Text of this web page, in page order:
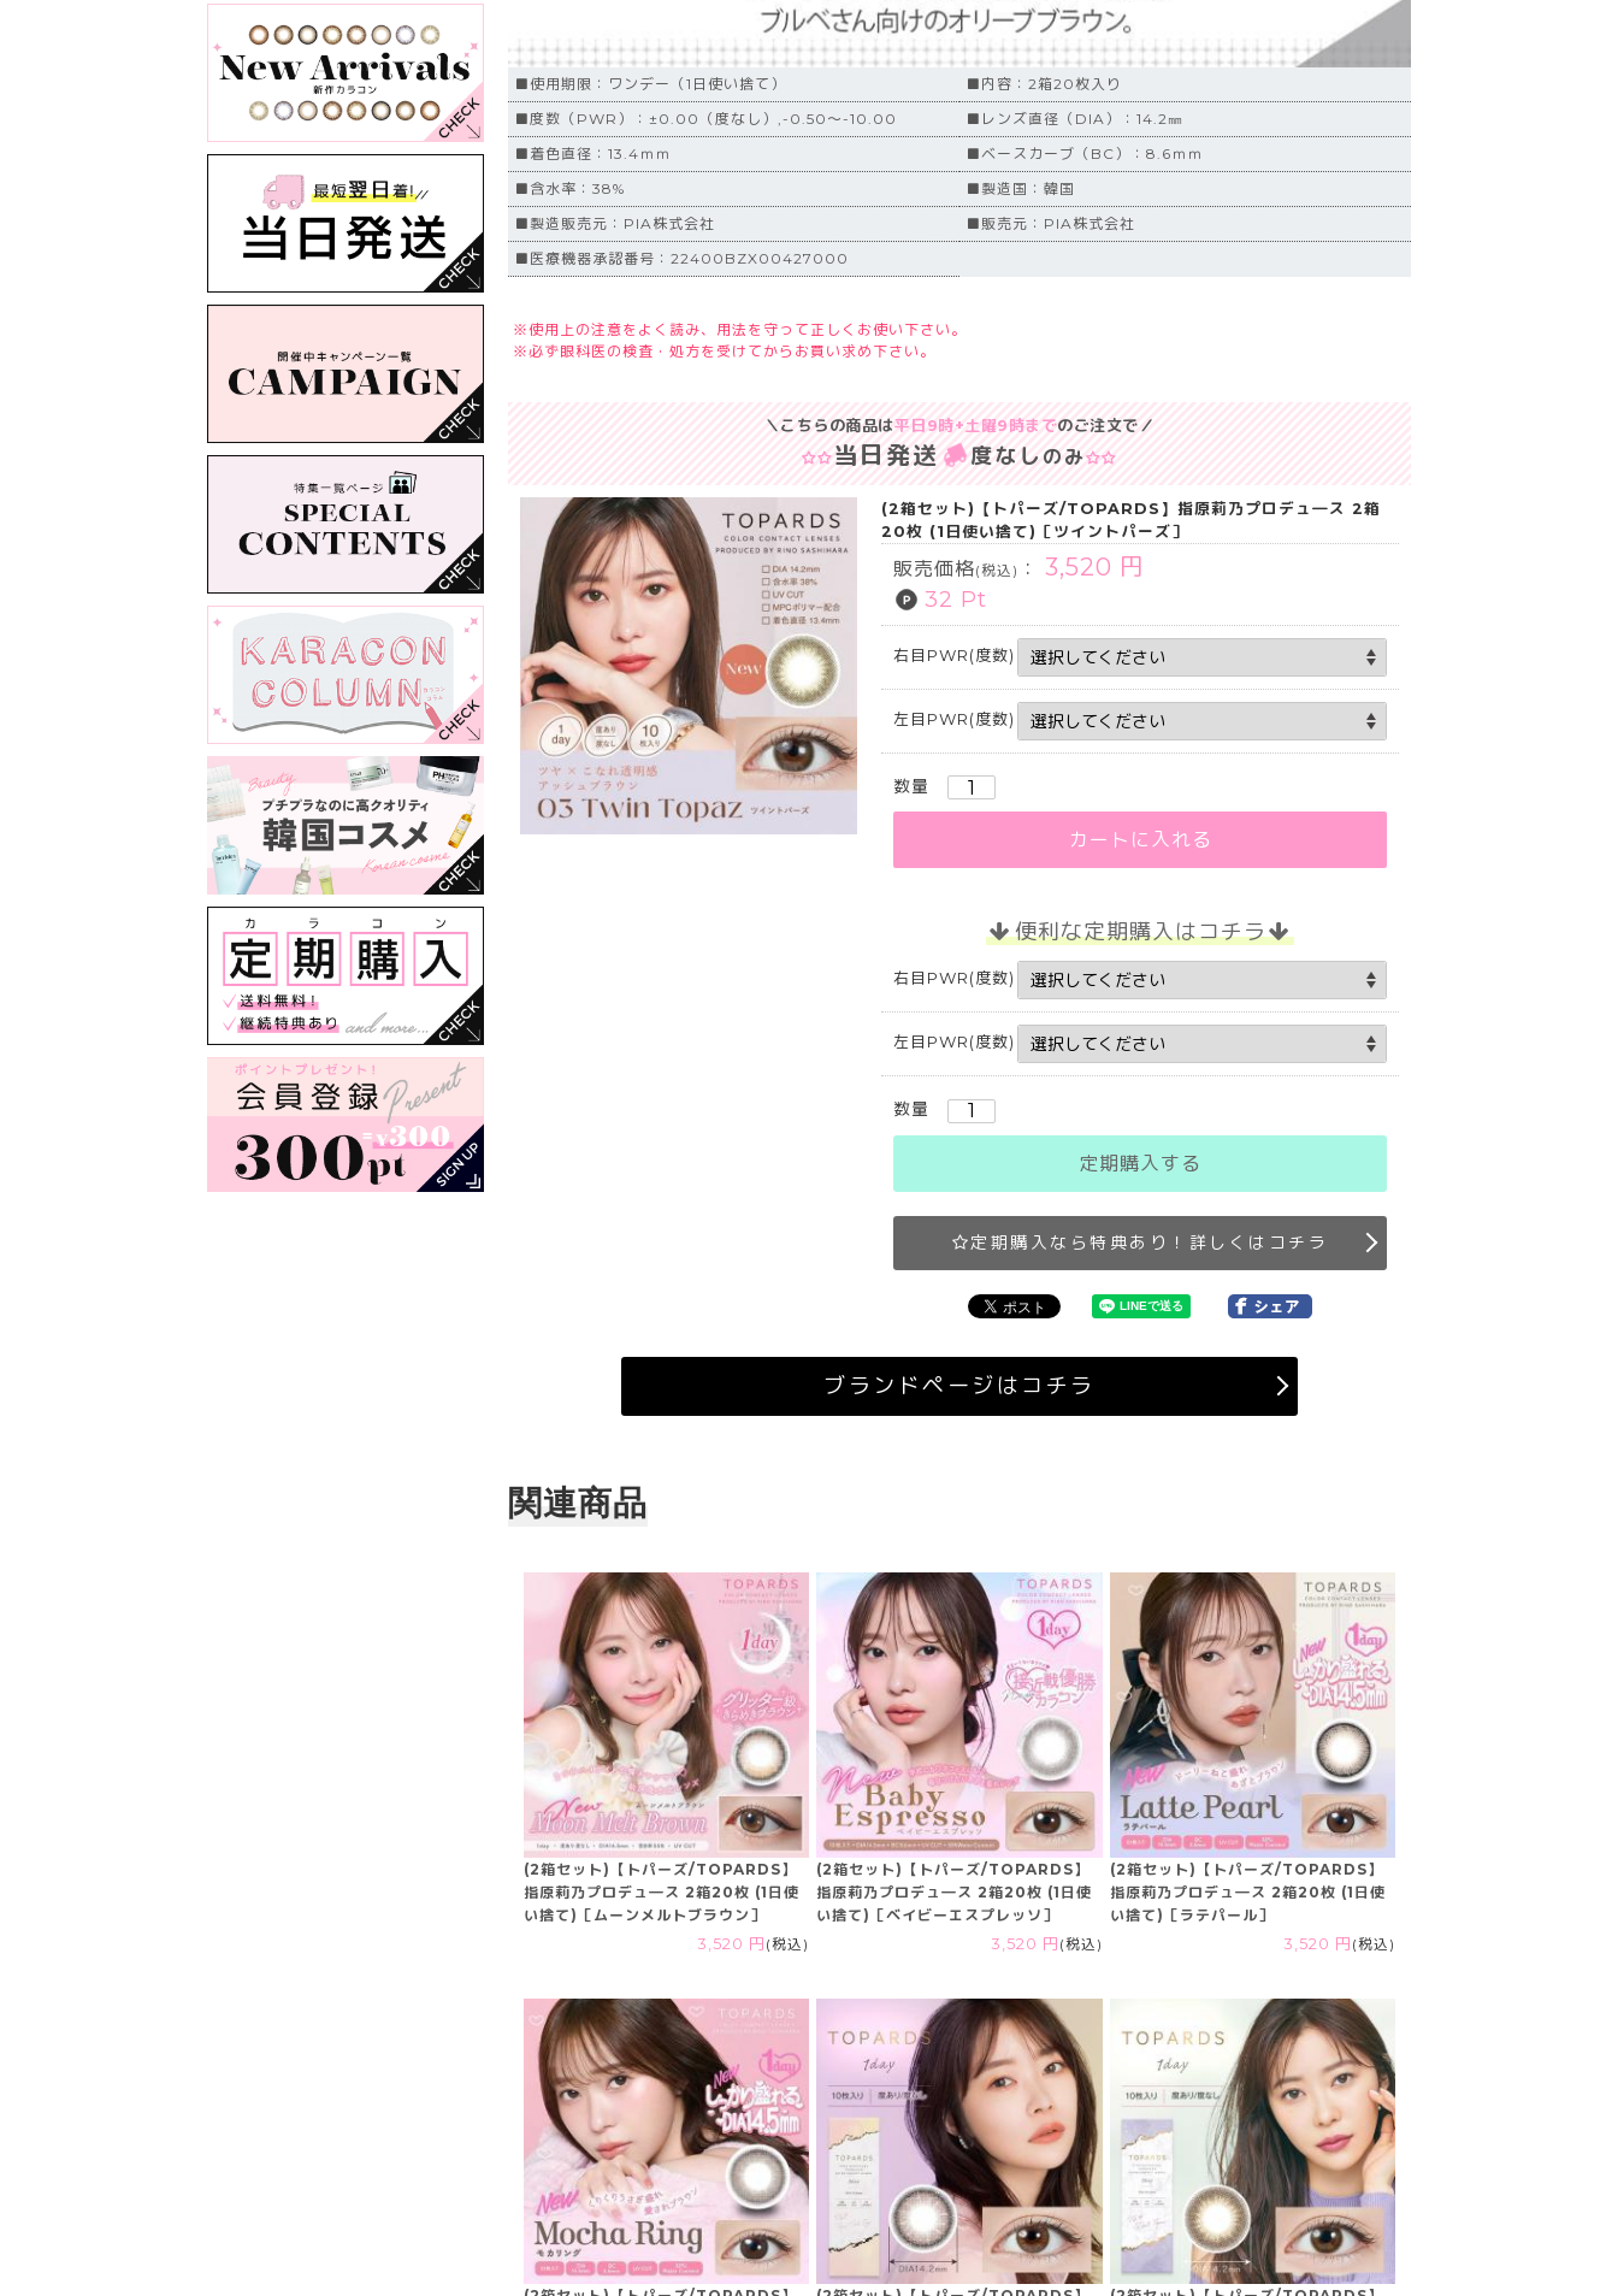
■使用期限：ワンデー（1日使い捨て）
■内容：2箱20枚入り
■度数（PWR）：±0.00（度なし）,-0.50～-10.00
■レンズ直径（DIA）：14.2㎜
■着色直径：13.4ｍｍ
■ベースカーブ（BC）：8.6ｍｍ
■含水率：38%
■製造国：韓国
■製造販売元：PIA株式会社
■販売元：PIA株式会社
■医療機器承認番号：22400BZX00427000
※使用上の注意をよく読み、用法を守って正しくお使い下さい。
※必ず眼科医の検査・処方を受けてからお買い求め下さい。
＼こちらの商品は平日9時+土曜9時までのご注文で／
当日発送 度なし のみ
(2箱セット)【トパーズ/TOPARDS】指原莉乃プロデュ―ス 2箱
20枚 (1日使い捨て)［ツイントパーズ］
販売価格(税込) ： 3,520 円
32 Pt
右目PWR(度数)
左目PWR(度数)
数量
カートに入れる
便利な定期購入はコチラ
右目PWR(度数)
左目PWR(度数)
数量
定期購入する
定期購入なら特典あり！詳しくはコチラ
ブランドページはコチラ
関連商品
(2箱セット)【トパーズ/TOPARDS】
指原莉乃プロデュ―ス 2箱20枚 (1日使
い捨て)［ムーンメルトブラウン］
3,520 円 (税込)
(2箱セット)【トパーズ/TOPARDS】
指原莉乃プロデュ―ス 2箱20枚 (1日使
い捨て)［ベイビーエスプレッソ］
3,520 円 (税込)
(2箱セット)【トパーズ/TOPARDS】
指原莉乃プロデュ―ス 2箱20枚 (1日使
い捨て)［ラテパール］
3,520 円 (税込)